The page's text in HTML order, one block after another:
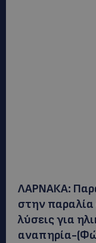
ΛΑΡΝΑΚΑ:
στην
λύσεις για
αναπηρία-